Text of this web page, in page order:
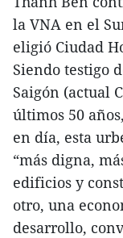
la VNA en el
eligió Ciudad
Siendo testigo
Saigón (actual
últimos 50
en día, esta
“más digna,
edificios y
otro, una
desarrollo,